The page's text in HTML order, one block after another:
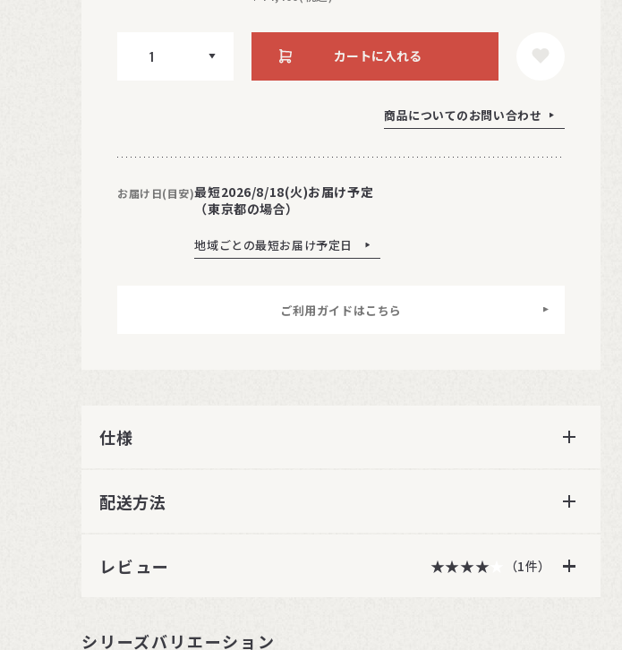
カートに入れる
商品についてのお問い合わせ
お届け日(目安)最短2026/8/18(火)お届け予定
（東京都の場合）
地域ごとの最短お届け予定日
ご利用ガイドはこちら
仕様
配送方法
レビュー ★★★★★
★★★★ （1件）
シリーズバリエーション